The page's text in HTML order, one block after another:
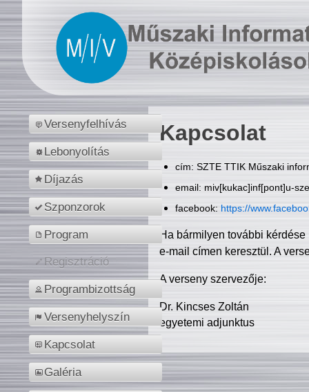
Versenyfelhívás
Lebonyolítás
Díjazás
Szponzorok
Program
Regisztráció
Programbizottság
Versenyhelyszín
Kapcsolat
Galéria
Kapcsolat
cím: SZTE TTIK Műszaki
email: miv[kukac]inf[pont]u-
facebook: https://
Ha bármilyen további
e-mail címen keresztül. A
A verseny szervezője:
Dr. Kincses Zoltán
egyetemi adjunktus